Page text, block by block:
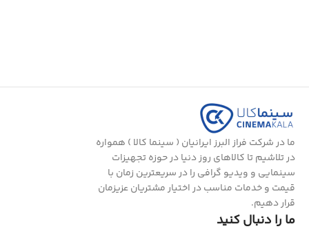
ما در شرکت فراز البرز ایرانیان ( سینما کالا ) همواره
در تلاشیم تا کالاهای روز دنیا در حوزه تجهیزات
سینمایی و ویدیو گرافی را در سریعترین زمان با
قیمت و خدمات مناسب در اختیار مشتریان عزیزمان
قرار دهیم.
ما را دنبال کنید